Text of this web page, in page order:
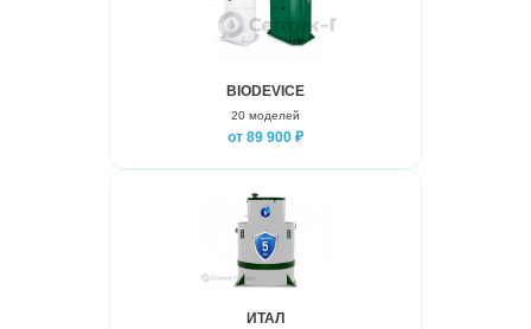
BIODEVICE
20 моделей
от 89 900 ₽
ИТАЛ